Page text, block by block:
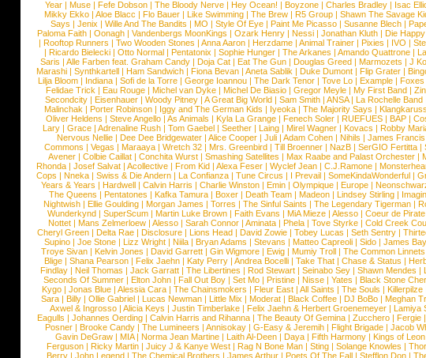
Year| Muse| Fefe Dobson| The Bloody Nerve| Hey Ocean! | Boyzone| Charles Bradley| Isac
Mikky Ekko | Aloe Blacc | Flo Bauer | Like Swimming | The Brew | R5 Group | Shawn The Savage
Says | Jenix | Wille And The Bandits | MO | Style Of Eye | Paint Me Picasso | Susanne Blech |
Paloma Faith| Oonagh| Vandenbergs MoonKings | Ozark Henry| Nessi| Jonathan Kluth| Die Happy
| Rooftop Runners | Two Wooden Stones | Anna Aaron| Herzdame| Animal Trainer| Pixies | IVO |
| Ricardo Bielecki | Otto Normal | Pentatonix | Sophie Hunger | The Arkanes | Amando Quattrone |
Saris | Alle Farben feat. Graham Candy | Doja Cat | Eat The Gun | Douglas Greed | Marmozets | J
Marashi | Synthkartell | Ham Sandwich | Fiona Bevan | Aneta Sablik | Duke Dumont | Flip Grater |
Lilja Bloom | Indiana | Sofi de la Torre | George Ioannou | The Dark Tenor | Tove Lo | Example | Foxes
Felidae Trick | Eau Rouge | Michel van Dyke | Michel De Biasio | Gregor Meyle | My First Band |
Secondcity| Eisenhauer| Woody Pitney| A Great Big World| Sam Smith| ANSA| La Rochelle Band
Malinchak | Porter Robinson| Iggy and The German Kids | Iyeoka| The Majority Says |
Oliver Heldens | Steve Angello| As Animals | Kyla La Grange| Fenech Soler| RUEFUES| BAP|
Lary | Grace | Adrenaline Rush | Tom Gaebel | Seether | Laing | Mirel Wagner | Kovacs | Robby
Nervous Nellie | Dee Dee Bridgewater | Alice Cooper | Juli | Adam Cohen | Nihils | James Francis
Commons | Vegas | Maraaya| Wretch 32| Mrs. Greenbird| Till Broenner| NazB| SerGIO Fertitta|
Avener | Colbie Caillat | Conchita Wurst | Smashing Satellites | Max Raabe and Palast Orchester |
Rhonda | Josef Salvat | Acollective | From Kid | Alexa Feser | Wyclef Jean | C.J.Ramone |
Cops | Nneka | Swiss & Die Andern | La Confianza | Tune Circus | I Prevail | SomeKindaWonderful |
Years & Years | Hardwell| Calvin Harris | Charlie Winston| Emin| Olympique| Europe|
The Queens | Pentatones | Kafka Tamura | Boxer | Death Team | Madeon | Lindsey Stirling |
Nightwish| Ellie Goulding| Morgan James | Torres | The Sinful Saints | The Legendary Tigerman|
Wunderkynd | SuperScum | Martin Luke Brown | Faith Evans | MiA Mieze | Alesso | Coeur de Pirate
Nottet| Mans Zelmerloew| Alesso| Sarah Connor| Aminata| Phela| Tove Styrke| Cold Creek
Cheryl Green| Delta Rae| Disclosure| Lions Head| David Zowie| Tobey Lucas | Seth Sentry|
Supino| Joe Stone| Lizz Wright| Niila| Bryan Adams | Stevans | Matteo Capreoli| Sido| James Bay
Troye Sivan | Kelvin Jones | David Garrett | Gin Wigmore | Ewig | Mumiy Troll | The Common Linnets
Blige | Shana Pearson | Felix Jaehn | Katy Perry | Andrea Bocelli | Take That | Chase & Status |
Findlay| Neil Thomas | Jack Garratt| The Libertines | Rod Stewart| Seinabo Sey| Shawn Mendes |
Seconds Of Summer| Elton John| Fall Out Boy| Set Mo| Pristine| Nisse| Yates | Black Stone
Kygo| Jonas Blue| Alessia Cara| The Chainsmokers | Fleur East| All Saints | The Souls | Killerpilze
Sara| Billy| Ollie Gabriel| Lucas Newman| Little Mix | Moderat| Black Coffee| DJ BoBo| Meghan
Axwel & Ingrosso | Alicia Keys | Justin Timberlake | Felix Jaehn & Herbert Groenemeyer | Lamiya
Eagulls | Johannes Oerding| Calvin Harris and Rihanna| The Beauty Of Gemina| Zucchero| Fergie
Posner| Brooke Candy| The Lumineers | Annisokay| G-Easy & Jeremih| Flight Brigade| Jacob
Gavin DeGraw | MIA| Norma Jean Martine | Laith Al-Deen | Daya | Fifth Harmony | Kings of Leon
Ferguson | Ricky Martin | Juicy J & Kanye West | Rag N Bone Man | Sting | Solange Knowles |
Berry | John Legend | The Chemical Brothers | James Arthur | Poets Of The Fall | Stefflon Don |